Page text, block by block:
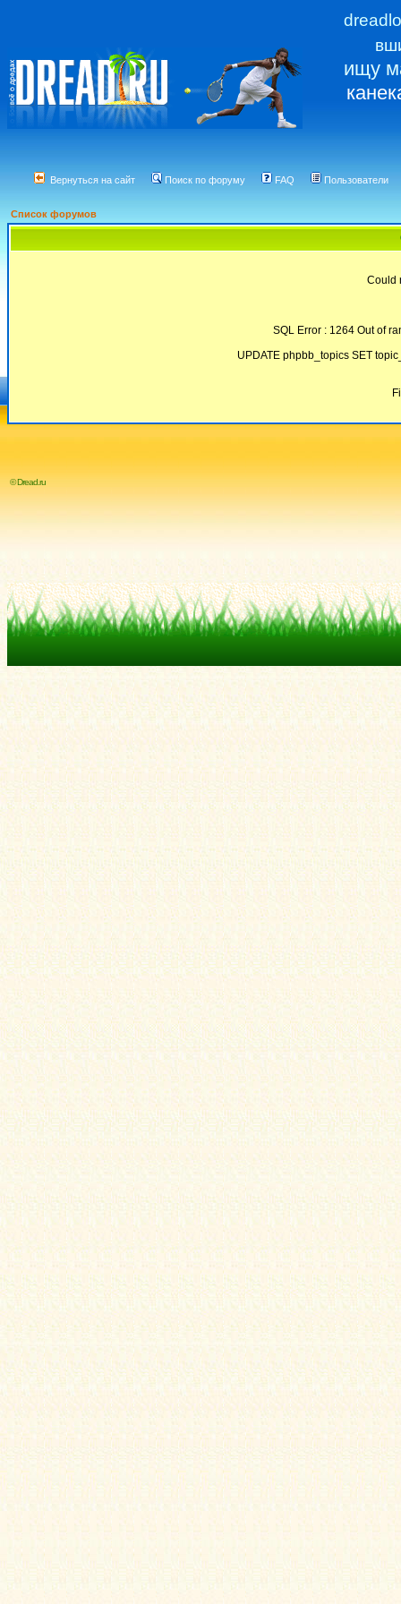
ищу
Вернуться на сайт Поиск по форуму FAQ Пользователи
Список форумов
Could
SQL Error : 1264 Out of
UPDATE phpbb_topics SET
© Dread.ru